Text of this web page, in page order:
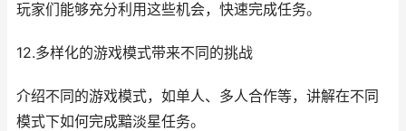
玩家们能够充分利用这些机会，快速完成任务。
12.多样化的游戏模式带来不同的挑战
介绍不同的游戏模式，如单人、多人合作等，讲解在不同
模式下如何完成黯淡星任务。